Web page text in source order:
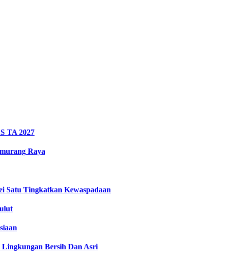
TA 2027
Raya
Satu Tingkatkan Kewaspadaan
Lingkungan Bersih Dan Asri